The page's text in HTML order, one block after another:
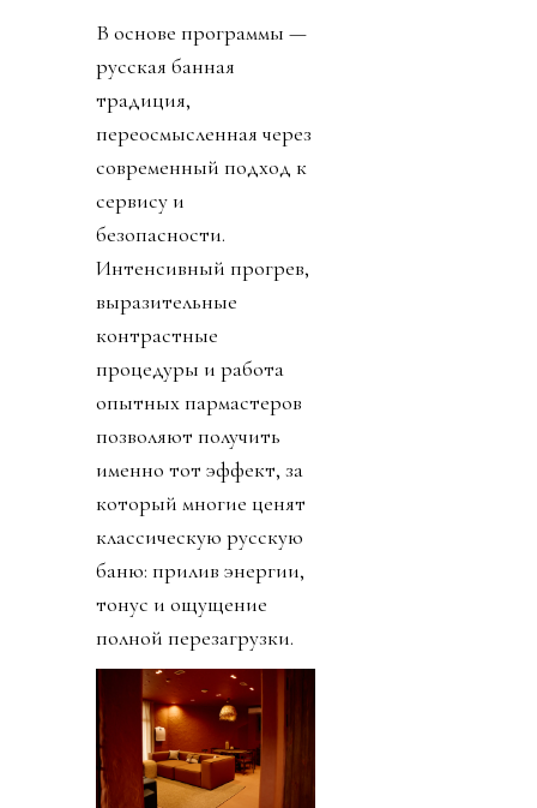
В основе программы —
русская банная
традиция,
переосмысленная через
современный подход к
сервису и
безопасности.
Интенсивный прогрев,
выразительные
контрастные
процедуры и работа
опытных пармастеров
позволяют получить
именно тот эффект, за
который многие ценят
классическую русскую
баню: прилив энергии,
тонус и ощущение
полной перезагрузки.